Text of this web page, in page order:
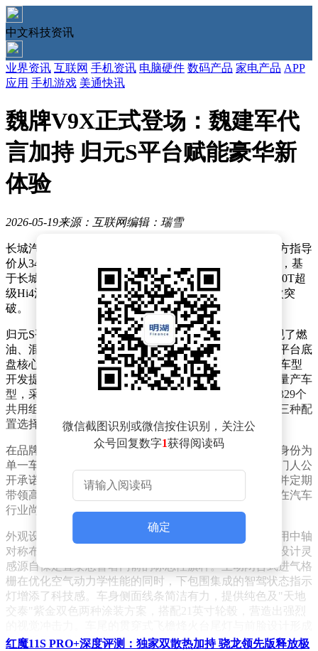
中文科技资讯
业界资讯 互联网 手机资讯 电脑硬件 数码产品 家电产品 APP
应用 手机游戏 美通快讯
魏牌V9X正式登场：魏建军代
言加持 归元S平台赋能豪华新
体验
2026-05-19来源：互联网编辑：瑞雪
长城汽车旗下魏牌全新旗舰车型V9X正式登陆市场，官方指导
价从34.98万元起。这款定位为"AI豪华六座旗舰"的新车，基
于长城汽车耗时六年打造的归元S平台开发，全系标配2.0T超
级Hi4混动架构，标志着长城在高端新能源领域的又一次突
破。
归元S平台作为长城汽车当前最高规格的技术底座，实现了燃
油、混动、插混、纯电、氢能五种动力形式的兼容。该平台底
盘核心结构实现100%通用，零部件通用率超过90%，为车型
开发提供了极高的灵活性。魏牌V9X作为该平台的首款量产车
型，采用模块化设计理念，整车解构为49个核心模块及329个
共用组件，提供行政加长版、豪华家庭版、豪华加长版三种配
置选择。
在品牌建设方面，长城汽车董事长魏建军首次以创始人身份为
单一车型提供终身代言服务。这位以姓氏命名品牌的掌门人公
开承诺，将亲自监督从车辆交付到售后服务的全流程，并定期
带领高管团队巡查经销网点，确保服务质量。这一举措在汽车
行业尚属首次，彰显了品牌对产品品质的自信。
外观设计上，V9X深度融合东方建筑美学元素。前脸采用中轴
对称布局，配备贯穿式LED灯带与可点亮悬浮车标，其设计灵
感源自保定直隶总督署门前的标志性旗杆。主动闭合式进气格
栅在优化空气动力学性能的同时，下包围集成的智驾状态指示
灯增添了科技感。车身侧面线条简洁有力，提供纯色及"天地
交泰"紫金双色两种涂装方案，搭配21英寸轮毂，营造出强烈
完美呼应，辨识度极高。
微信截图识别或微信按住识别，关注公
众号回复数字1获得阅读码
确定
红魔11S PRO+深度评测：独家双散热加持 骁龙领先版释放极